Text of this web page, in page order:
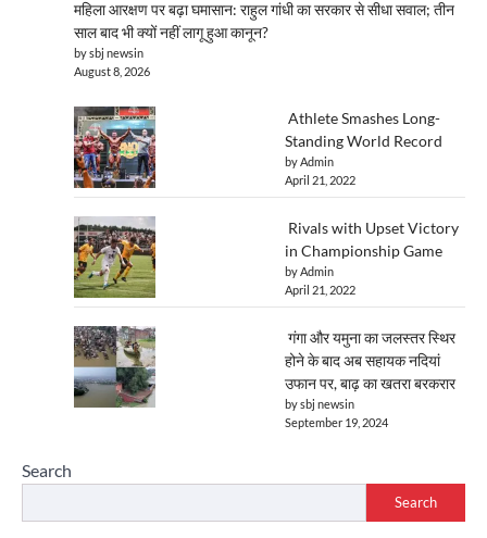
महिला आरक्षण पर बढ़ा घमासान: राहुल गांधी का सरकार से सीधा सवाल; तीन
साल बाद भी क्यों नहीं लागू हुआ कानून?
by sbj newsin
August 8, 2026
Athlete Smashes Long-
Standing World Record
by Admin
April 21, 2022
Rivals with Upset Victory
in Championship Game
by Admin
April 21, 2022
गंगा और यमुना का जलस्तर स्थिर
होने के बाद अब सहायक नदियां
उफान पर, बाढ़ का खतरा बरकरार
by sbj newsin
September 19, 2024
Search
Search